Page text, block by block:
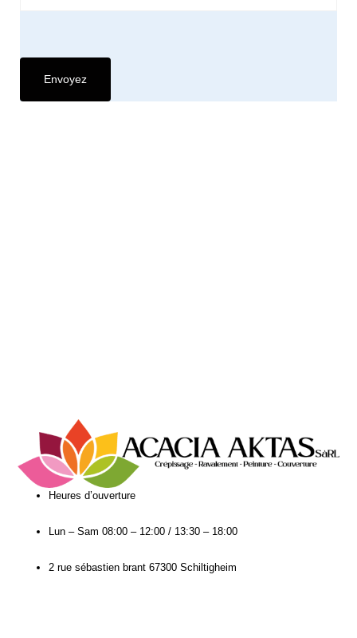
Heures d’ouverture​
Lun – Sam 08:00 – 12:00 / 13:30 – 18:00
2 rue sébastien brant 67300 Schiltigheim